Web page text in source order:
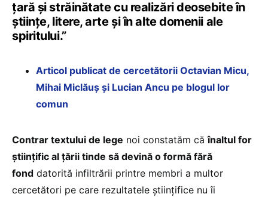
țară și străinătate cu realizări deosebite în
științe, litere, arte și în alte domenii ale
spiritului.”
Articol publicat de cercetătorii Octavian Micu,
Mihai Miclăuș și Lucian Ancu pe blogul lor
comun
Contrar textului de lege noi constatăm căînaltul for
științific al țării tinde să devină o formă fără
fond datorită infiltrării printre membri a multor
cercetători pe care rezultatele științifice nu îi